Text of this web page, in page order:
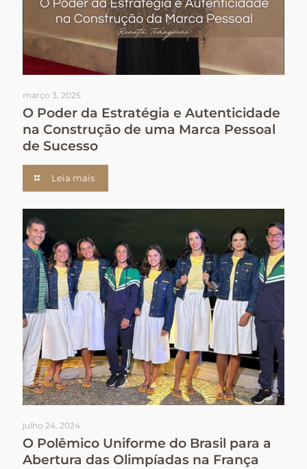
março 3, 2025
O Poder da Estratégia e Autenticidade
na Construção de uma Marca Pessoal
de Sucesso
Leia mais
julho 24, 2024
O Polêmico Uniforme do Brasil para a
Abertura das Olimpíadas na França